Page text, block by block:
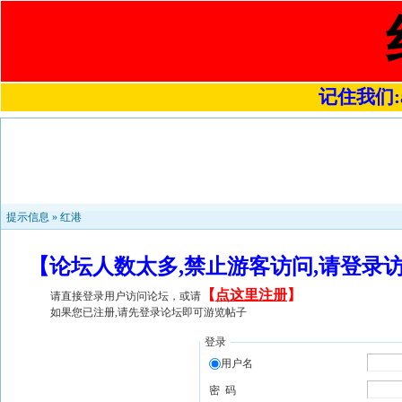
记住我们
提示信息 » 红港
【论坛人数太多,禁止游客访问,请登
请直接登录用户访问论坛，或请 【 点这里注册】
如果您已注册,请先登录论坛即可游览帖子
登录
用户名
密 码